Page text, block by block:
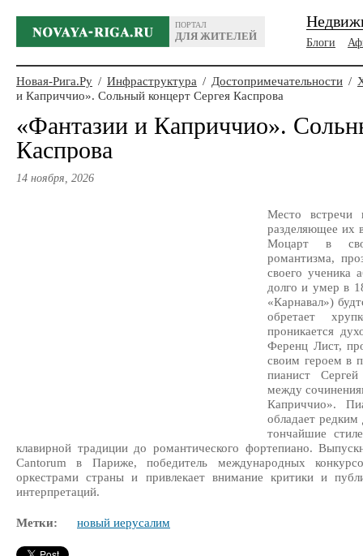
ПОРТАЛ
ДЛЯ ЖИТЕЛЕЙ
Блоги
Новая-Рига.Ру / Инфраструктура / Достопримечательности /
и Каприччио». Сольный концерт Сергея Каспрова
«Фантазии и Каприччио».
Каспрова
14 ноября, 2026
Место встречи
разделяющее их
Моцарт в
романтизма,
своего ученика
долго и умер в
«Карнавал»)
обретает
проникается
Ференц Лист,
своим героем в
пианист
между
Каприччио».
обладает редким
тончайшие
клавирной традиции до романтического фортепиано.
Cantorum в Париже, победитель международных
оркестрами страны и привлекает внимание критики и
интерпретаций.
Метки: новый иерусалим